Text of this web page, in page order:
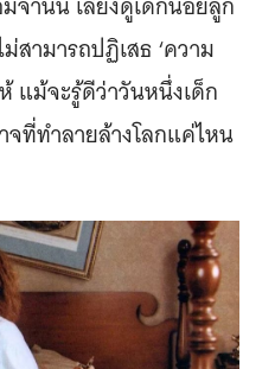
สามารถปฏิเสธ ‘ความ
แม้จะรู้ดีว่าวันหนึ่งเด็ก
ที่ทำลายล้างโลกแค่ไหน